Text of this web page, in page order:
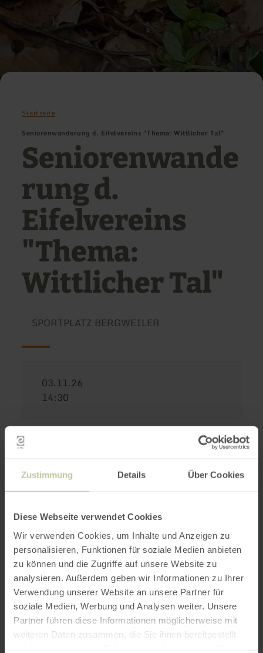
Zustimmung Details Über Cookies
Diese Webseite verwendet Cookies
Wir verwenden Cookies, um Inhalte und Anzeigen zu
personalisieren, Funktionen für soziale Medien anbieten
zu können und die Zugriffe auf unsere Website zu
analysieren. Außerdem geben wir Informationen zu Ihrer
Verwendung unserer Website an unsere Partner für
soziale Medien, Werbung und Analysen weiter. Unsere
Partner führen diese Informationen möglicherweise mit
weiteren Daten zusammen, die Sie ihnen bereitgestellt
Startseite
Seniorenwanderung d. Eifelvereins "Thema: Wittlicher Tal"
Seniorenwande
rung d.
Eifelvereins
"Thema:
Wittlicher Tal"
SPORTPLATZ BERGWEILER
03.11.26
14:30
Der Eifelverein Wittlich Land e.V. lädt ein zu
einer geführten Wanderung "Thema: "Wittlicher
Tal"
Wanderführer: Helmut Simon, Kontakt:
Helmut.simon-platten@t-online.de
Treffpunkt: 14.30 Uhr, Mitfahrerparkplatz
Sterenbach
Impressionen